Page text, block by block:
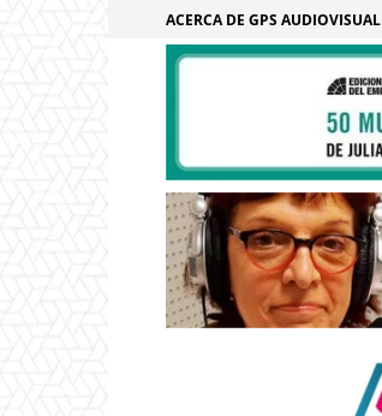
ACERCA DE GPS AUDIOVISUAL